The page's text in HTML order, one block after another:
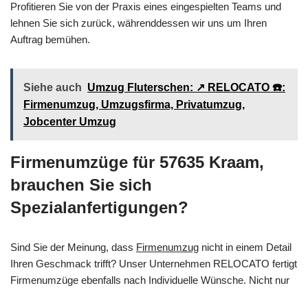
Profitieren Sie von der Praxis eines eingespielten Teams und
lehnen Sie sich zurück, währenddessen wir uns um Ihren
Auftrag bemühen.
Siehe auch Umzug Fluterschen: ↗️ RELOCATO ☎️:
Firmenumzug, Umzugsfirma, Privatumzug,
Jobcenter Umzug
Firmenumzüge für 57635 Kraam,
brauchen Sie sich
Spezialanfertigungen?
Sind Sie der Meinung, dass Firmenumzug nicht in einem Detail
Ihren Geschmack trifft? Unser Unternehmen RELOCATO fertigt
Firmenumzüge ebenfalls nach Individuelle Wünsche. Nicht nur